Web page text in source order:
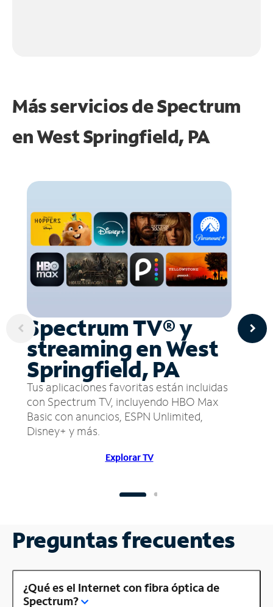
Más servicios de Spectrum
enWest Springfield, PA
Spectrum TV® y
streaming en West
Springfield, PA
Tus aplicaciones favoritas están incluidas
con Spectrum TV, incluyendo HBO Max
Basic con anuncios, ESPN Unlimited,
Disney+ y más.
Explorar TV
Preguntas frecuentes
¿Qué es el Internet con fibra óptica de
Spectrum?